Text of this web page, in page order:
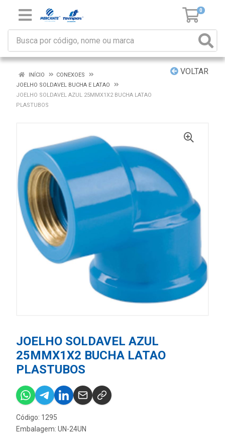
0
VOLTAR
INÍCIO
CONEXOES
JOELHO SOLDAVEL BUCHA E LATAO
JOELHO SOLDAVEL AZUL 25MMX1X2 BUCHA LATAO
PLASTUBOS
JOELHO SOLDAVEL AZUL
25MMX1X2 BUCHA LATAO
PLASTUBOS
Código: 1295
Embalagem: UN-24UN